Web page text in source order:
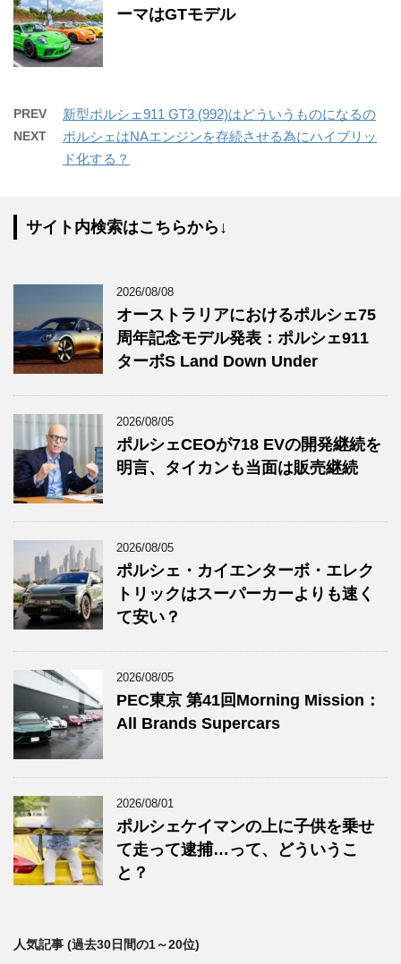
ーマはGTモデル
PREV 新型ポルシェ911 GT3 (992)はどういうものになるの
NEXT
ポルシェはNAエンジンを存続させる為にハイブリッ
ド化する？
サイト内検索はこちらから↓
2026/08/08
オーストラリアにおけるポルシェ75
周年記念モデル発表：ポルシェ911
ターボS Land Down Under
2026/08/05
ポルシェCEOが718 EVの開発継続を
明言、タイカンも当面は販売継続
2026/08/05
ポルシェ・カイエンターボ・エレク
トリックはスーパーカーよりも速く
て安い？
2026/08/05
PEC東京 第41回Morning Mission：
All Brands Supercars
2026/08/01
ポルシェケイマンの上に子供を乗せ
て走って逮捕…って、どういうこ
と？
人気記事 (過去30日間の1～20位)